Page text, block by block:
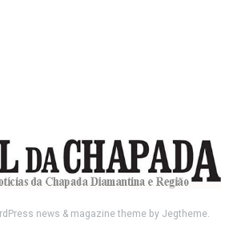
news & magazine theme by Jegtheme.